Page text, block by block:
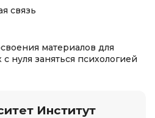
связь
материалов для
нуля заняться психологией
Институт